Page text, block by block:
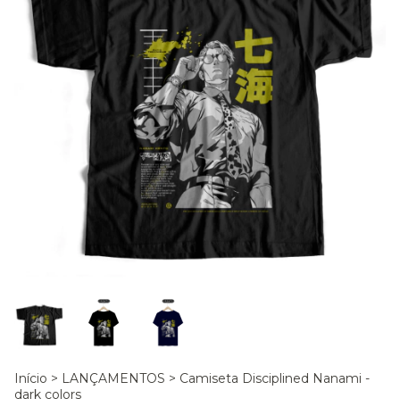
Início > LANÇAMENTOS > Camiseta Disciplined Nanami -
dark colors